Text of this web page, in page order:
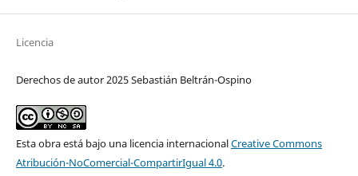
Licencia
Derechos de autor 2025 Sebastián Beltrán-Ospino
Esta obra está bajo una licencia internacionalCreative Commons
Atribución-NoComercial-CompartirIgual 4.0.